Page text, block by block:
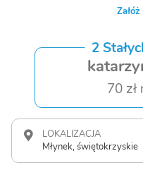
2
70 zł
LOKALIZACJA
Młynek, świętokrzyskie